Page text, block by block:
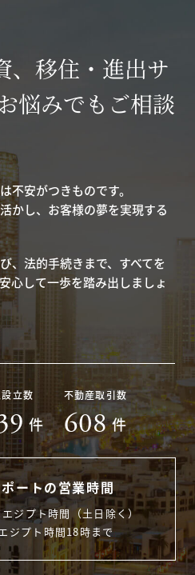
、移住・進出サ
悩みでもご相談
不安がつきものです。
かし、お客様の夢を実現する
、法的手続きまで、すべてを
心して一歩を踏み出しましょ
立数
件
不動産取引数
608 件
ートの営業時間
ジプト時間（土日除く）
ジプト時間18時まで